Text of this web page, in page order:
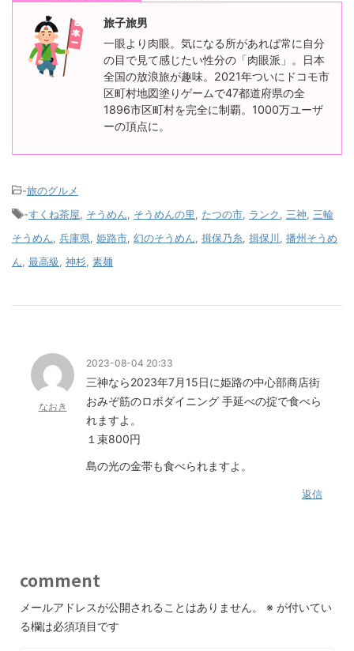
旅子旅男
一眼より肉眼。気になる所があれば常に自分
の目で見て感じたい性分の「肉眼派」。日本
全国の放浪旅が趣味。2021年ついにドコモ市
区町村地図塗りゲームで47都道府県の全
1896市区町村を完全に制覇。1000万ユーザ
ーの頂点に。
-旅のグルメ
-すくね茶屋, そうめん, そうめんの里, たつの市, ランク, 三神, 三輪
そうめん, 兵庫県, 姫路市, 幻のそうめん, 揖保乃糸, 揖保川, 播州そうめ
ん, 最高級, 神杉, 素麺
なおき
2023-08-04 20:33
三神なら2023年7月15日に姫路の中心部商店街
おみぞ筋のロボダイニング 手延べの掟で食べら
れますよ。
１束800円
島の光の金帯も食べられますよ。
返信
comment
メールアドレスが公開されることはありません。 ※ が付いてい
る欄は必須項目です